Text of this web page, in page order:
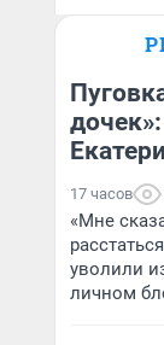
17 часов
«Мне
уволили
личном